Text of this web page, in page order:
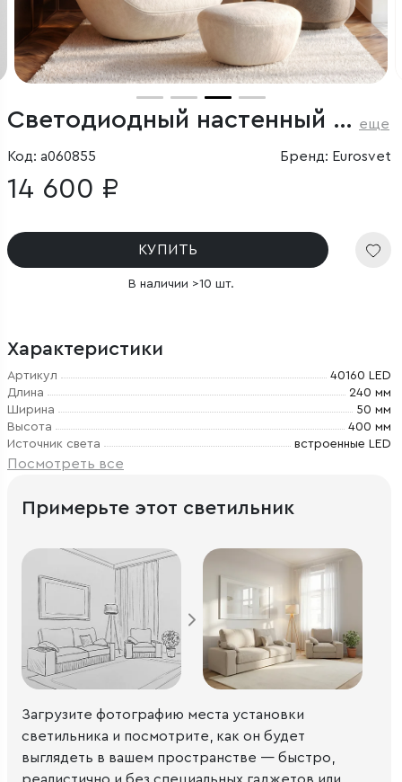
Светодиодный настенный светильник с рассеивателем из стекла еще
Код: a060855 Бренд: Eurosvet
14 600 ₽
КУПИТЬ
В наличии >10 шт.
Характеристики
Артикул
40160 LED
Длина
240 мм
Ширина
50 мм
Высота
400 мм
Источник света
встроенные LED
Посмотреть все
Примерьте этот светильник
Загрузите фотографию места установки
светильника и посмотрите, как он будет
выглядеть в вашем пространстве — быстро,